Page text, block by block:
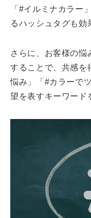
「#イルミナカラー
るハッシュタグも効
さらに、お客様の悩
することで、共感を
悩み」「#カラーで
望を表すキーワード